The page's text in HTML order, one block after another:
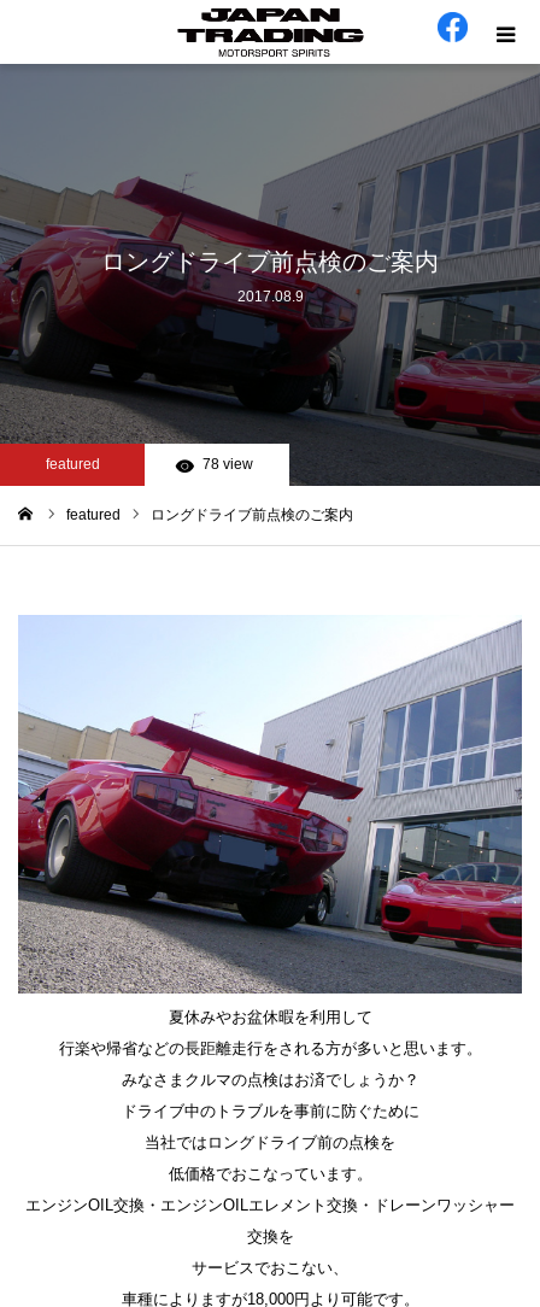
ロングドライブ前点検のご案内
2017.08.9
featured 78 view
featured ロングドライブ前点検のご案内
夏休みやお盆休暇を利用して
行楽や帰省などの長距離走行をされる方が多いと思います。
みなさまクルマの点検はお済でしょうか？
ドライブ中のトラブルを事前に防ぐために
当社ではロングドライブ前の点検を
低価格でおこなっています。
エンジンOIL交換・エンジンOILエレメント交換・ドレーンワッシャー
交換を
サービスでおこない、
車種によりますが18,000円より可能です。
会社概要
カテゴリー
工場日誌
お問い合わせ